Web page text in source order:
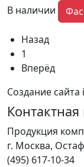
В наличии
Назад
1
Вперёд
Создание сайта
Продукция
г. Москва,
(495) 617-10-34